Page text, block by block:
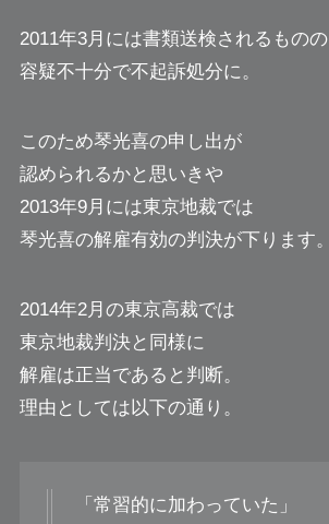
2011年3月には書類送検されるものの
容疑不十分で不起訴処分に。
このため琴光喜の申し出が
認められるかと思いきや
2013年9月には東京地裁では
琴光喜の解雇有効の判決が下ります。
2014年2月の東京高裁では
東京地裁判決と同様に
解雇は正当であると判断。
理由としては以下の通り。
「常習的に加わっていた」